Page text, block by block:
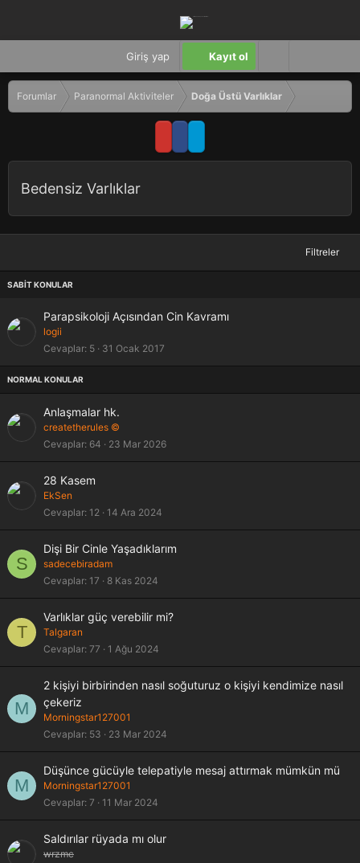
Giriş yap Kayıt ol
Forumlar Paranormal Aktiviteler Doğa Üstü Varlıklar
Bedensiz Varlıklar
Filtreler
Parapsikoloji Açısından Cin Kavramı
logii
Cevaplar 5 31 Ocak 2017
Anlaşmalar hk.
createtherules ©
Cevaplar 64 23 Mar 2026
28 Kasem
EkSen
Cevaplar 12 14 Ara 2024
S
Dişi Bir Cinle Yaşadıklarım
sadecebiradam
Cevaplar 17 8 Kas 2024
T
Varlıklar güç verebilir mi?
Talgaran
Cevaplar 77 1 Ağu 2024
M
2 kişiyi birbirinden nasıl soğuturuz o kişiyi kendimize nasıl
çekeriz
Morningstar127001
Cevaplar 53 23 Mar 2024
M
Düşünce gücüyle telepatiyle mesaj attırmak mümkün mü
Morningstar127001
Cevaplar 7 11 Mar 2024
Saldırılar rüyada mı olur
wrzmc